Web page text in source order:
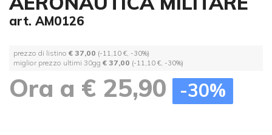
art. AM0126
prezzo di listino € 37,00 (-11,10 €, -30%)
miglior prezzo ultimi 30gg € 37,00 (-11,10 €, -30%)
Ora a € 25,90 -30%